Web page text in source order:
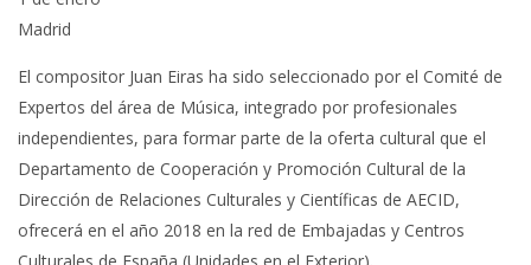
Madrid
El compositor Juan Eiras ha sido seleccionado por el Comité de
Expertos del área de Música, integrado por profesionales
independientes, para formar parte de la oferta cultural que el
Departamento de Cooperación y Promoción Cultural de la
Dirección de Relaciones Culturales y Científicas de AECID,
ofrecerá en el año 2018 en la red de Embajadas y Centros
Culturales de España (Unidades en el Exterior).